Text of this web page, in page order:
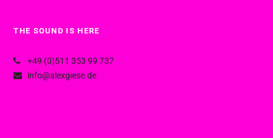
THE SOUND IS HERE
+49 (0)511 353 99 737
info@alexgiese.de